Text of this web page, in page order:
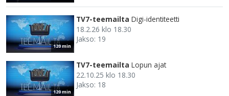
120 min
TV7-teemailta Digi-identiteetti
18.2.26 klo 18.30
Jakso: 19
120 min
TV7-teemailta Lopun ajat
22.10.25 klo 18.30
Jakso: 18